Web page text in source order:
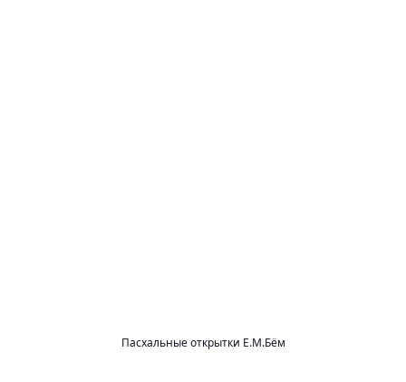
Пасхальные открытки Е.М.Бём